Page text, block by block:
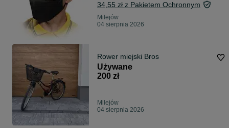
34,55 zł z Pakietem Ochronnym
Milejów
04 sierpnia 2026
Rower miejski Bros
Używane
200 zł
Milejów
04 sierpnia 2026